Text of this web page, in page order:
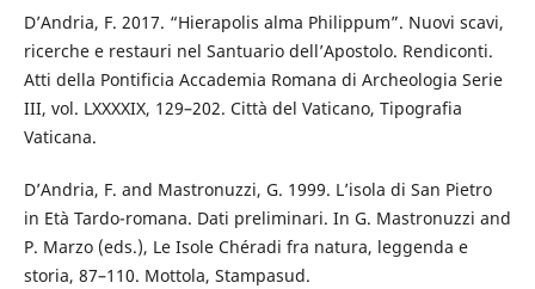
D’Andria, F. 2017. “Hierapolis alma Philippum”. Nuovi scavi,
ricerche e restauri nel Santuario dell’Apostolo. Rendiconti.
Atti della Pontificia Accademia Romana di Archeologia Serie
III, vol. LXXXXIX, 129–202. Città del Vaticano, Tipografia
Vaticana.
D’Andria, F. and Mastronuzzi, G. 1999. L’isola di San Pietro
in Età Tardo-romana. Dati preliminari. In G. Mastronuzzi and
P. Marzo (eds.), Le Isole Chéradi fra natura, leggenda e
storia, 87–110. Mottola, Stampasud.